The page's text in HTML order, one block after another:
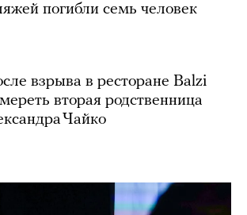
погибли семь человек
взрыва в ресторане Balzi
вторая родственница
Чайко